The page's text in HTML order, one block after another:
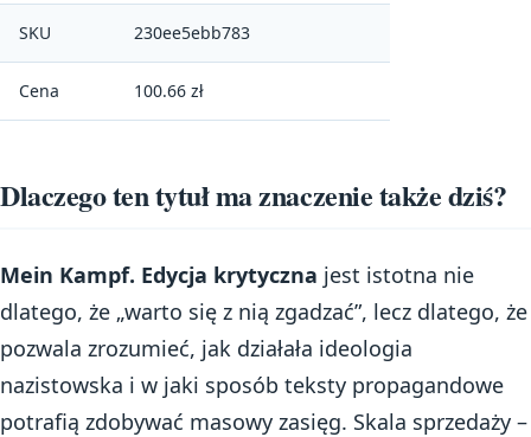
SKU 230ee5ebb783
Cena 100.66 zł
Dlaczego ten tytuł ma znaczenie także dziś?
Mein Kampf. Edycja krytyczna jest istotna nie
dlatego, że „warto się z nią zgadzać”, lecz dlatego, że
pozwala zrozumieć, jak działała ideologia
nazistowska i w jaki sposób teksty propagandowe
potrafią zdobywać masowy zasięg. Skala sprzedaży –